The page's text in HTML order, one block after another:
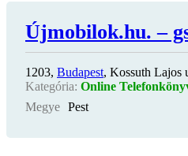
Újmobilok.hu. –
1203, Budapest, Kossuth Lajos
Kategória: Online
Megye Pest